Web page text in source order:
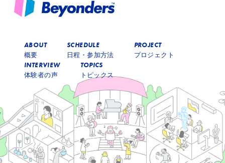
ABOUT
概要
SCHEDULE
日程・参加方法
PROJECT
プロジェクト
INTERVIEW
体験者の声
TOPICS
トピックス